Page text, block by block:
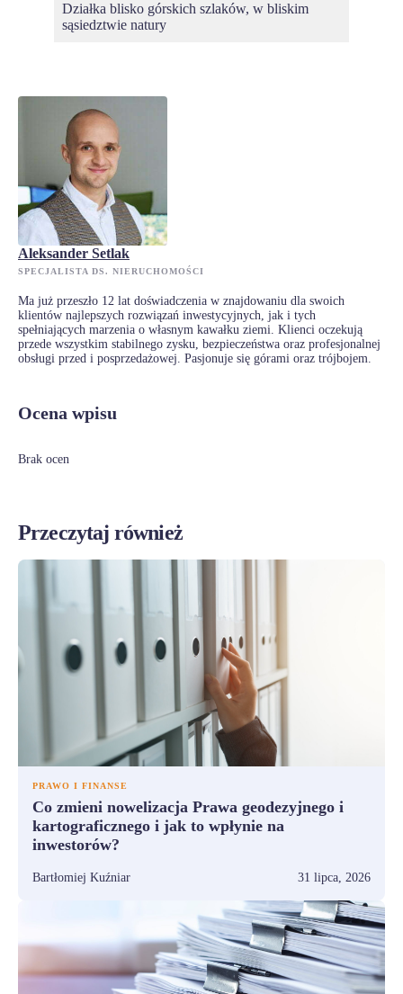
Działka blisko górskich szlaków, w bliskim
sąsiedztwie natury
Aleksander Setlak
SPECJALISTA DS. NIERUCHOMOŚCI
Ma już przeszło 12 lat doświadczenia w znajdowaniu dla swoich
klientów najlepszych rozwiązań inwestycyjnych, jak i tych
spełniających marzenia o własnym kawałku ziemi. Klienci oczekują
przede wszystkim stabilnego zysku, bezpieczeństwa oraz profesjonalnej
obsługi przed i posprzedażowej. Pasjonuje się górami oraz trójbojem.
Ocena wpisu
Brak ocen
Przeczytaj również
PRAWO I FINANSE
Co zmieni nowelizacja Prawa geodezyjnego i
kartograficznego i jak to wpłynie na
inwestorów?
Bartłomiej Kuźniar 31 lipca, 2026